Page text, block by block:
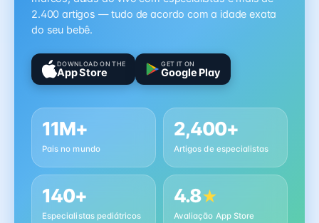
2.400 artigos — tudo de acordo com a idade exata
do seu bebê.
DOWNLOAD ON THE
App Store
GET IT ON
Google Play
11M+
Pais no mundo
2,400+
Artigos de especialistas
140+
Especialistas pediátricos
4.8★
Avaliação App Store